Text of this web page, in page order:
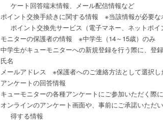
ケート回答端末情報、メール配信情報など
ポイント交換手続きに関する情報 ※当該情報が必要
ポイント交換先サービス（電子マネー、ネットポ
モニターの保護者の情報 ※中学生（14～15歳）のみ
中学生がキューモニターへの新規登録を行う際に、登
氏名
メールアドレス ※保護者へのご連絡方法として選択し
アンケートの回答情報
キューモニターの各種アンケートにご参加いただく際
オンラインのアンケート画面や、事前にご承諾いただ
得する情報